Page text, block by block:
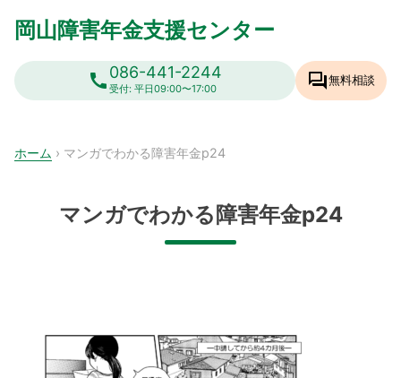
岡山障害年金支援センター
call086-441-2244
受付: 平日09:00〜17:00 forum無料相談
ホーム › マンガでわかる障害年金p24
マンガでわかる障害年金p24